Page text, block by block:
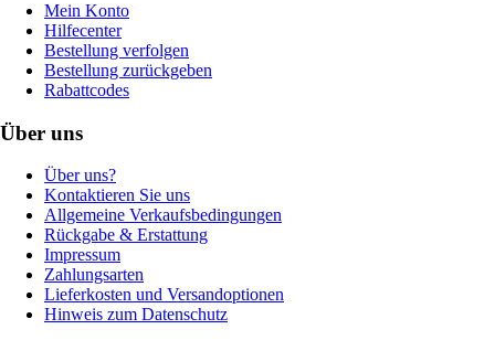
Mein Konto
Hilfecenter
Bestellung verfolgen
Bestellung zurückgeben
Rabattcodes
Über uns
Über uns?
Kontaktieren Sie uns
Allgemeine Verkaufsbedingungen
Rückgabe & Erstattung
Impressum
Zahlungsarten
Lieferkosten und Versandoptionen
Hinweis zum Datenschutz